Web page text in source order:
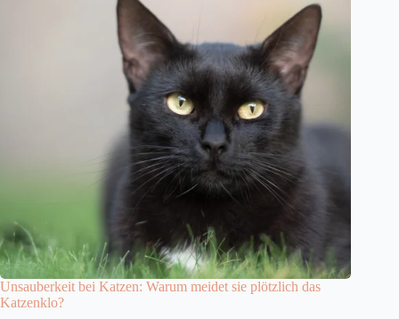
Unsauberkeit bei Katzen: Warum meidet sie plötzlich das
Katzenklo?